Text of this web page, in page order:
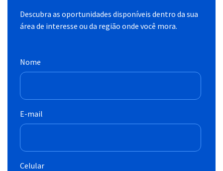
Descubra as oportunidades disponíveis dentro da sua
área de interesse ou da região onde você mora.
Nome
E-mail
Celular